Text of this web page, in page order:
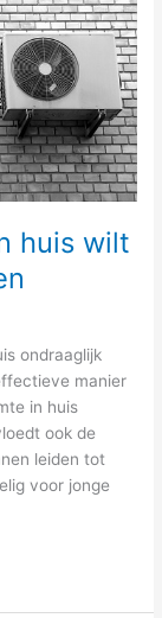
huis wilt
ondraaglijk
manier
in huis
ook de
leiden tot
voor jonge